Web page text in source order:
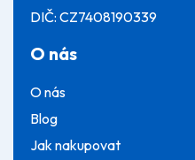
DIČ: CZ7408190339
O nás
O nás
Blog
Jak nakupovat